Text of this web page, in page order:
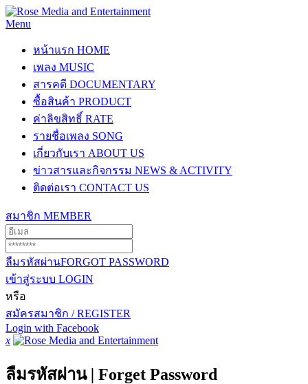
Menu
หน้าแรก HOME
เพลง MUSIC
สารคดี DOCUMENTARY
ซื้อสินค้า PRODUCT
ค่าลิขสิทธิ์ RATE
รายชื่อเพลง SONG
เกี่ยวกับเรา ABOUT US
ข่าวสารและกิจกรรม NEWS & ACTIVITY
ติดต่อเรา CONTACT US
สมาชิก MEMBER
ลืมรหัสผ่านFORGOT PASSWORD
เข้าสู่ระบบ LOGIN
หรือ
สมัครสมาชิก / REGISTER
Login with Facebook
x
ลืมรหัสผ่าน | Forget Password